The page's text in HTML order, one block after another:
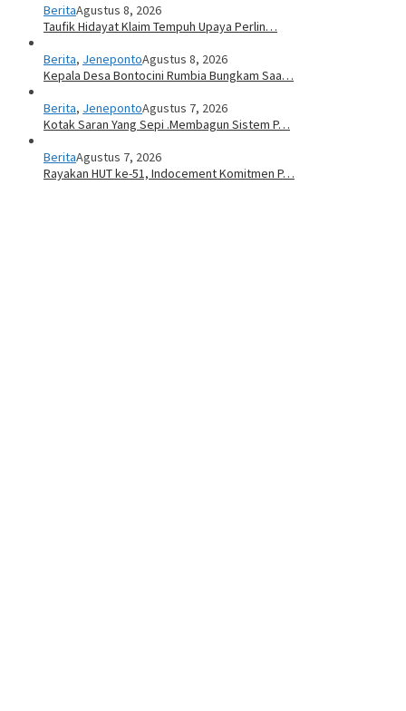
BeritaAgustus 8, 2026
Taufik Hidayat Klaim Tempuh Upaya Perlin…
Berita, JenepontoAgustus 8, 2026
Kepala Desa Bontocini Rumbia Bungkam Saa…
Berita, JenepontoAgustus 7, 2026
Kotak Saran Yang Sepi .Membagun Sistem P…
BeritaAgustus 7, 2026
Rayakan HUT ke-51, Indocement Komitmen P…